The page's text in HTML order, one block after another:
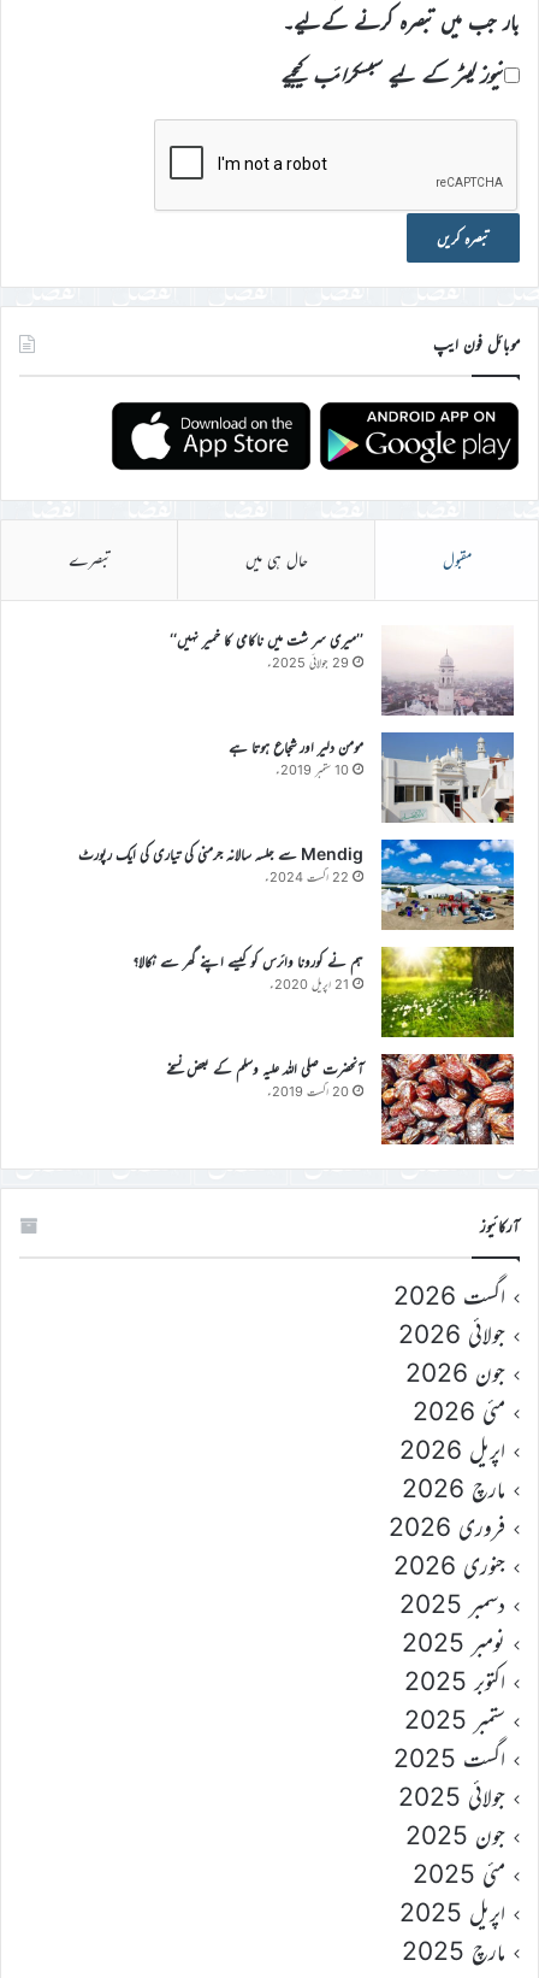
بار جب میں تبصرہ کرنے کےلیے۔
نیوز لیٹر کے لیے سبسکرائب کیجیے
موبائل فون ایپ
مقبول حال ہی میں تبصرے
’’میری سر شت میں ناکامی کا خمیر نہیں‘‘
29 جولائی 2025ء
مومن دلیر اور شجاع ہوتا ہے
10 ستمبر 2019ء
Mendig سے جلسہ سالانہ جرمنی کی تیاری کی ایک رپورٹ
22 اگست 2024ء
ہم نے کورونا وائرس کو کیسے اپنے گھر سے نکالا؟
21 اپریل 2020ء
آنحضرت صلی اللہ علیہ وسلم کے بعض نسخے
20 اگست 2019ء
آرکائیوز
اگست 2026
جولائی 2026
جون 2026
مئی 2026
اپریل 2026
مارچ 2026
فروری 2026
جنوری 2026
دسمبر 2025
نومبر 2025
اکتوبر 2025
ستمبر 2025
اگست 2025
جولائی 2025
جون 2025
مئی 2025
اپریل 2025
مارچ 2025